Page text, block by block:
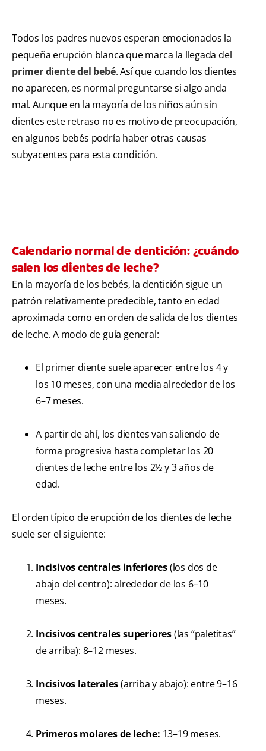
Todos los padres nuevos esperan emocionados la
pequeña erupción blanca que marca la llegada del
primer diente del bebé. Así que cuando los dientes
no aparecen, es normal preguntarse si algo anda
mal. Aunque en la mayoría de los niños aún sin
dientes este retraso no es motivo de preocupación,
en algunos bebés podría haber otras causas
subyacentes para esta condición.
Calendario normal de dentición: ¿cuándo
salen los dientes de leche?
En la mayoría de los bebés, la dentición sigue un
patrón relativamente predecible, tanto en edad
aproximada como en orden de salida de los dientes
de leche. A modo de guía general:
El primer diente suele aparecer entre los 4 y
los 10 meses, con una media alrededor de los
6–7 meses.
A partir de ahí, los dientes van saliendo de
forma progresiva hasta completar los 20
dientes de leche entre los 2½ y 3 años de
edad.
El orden típico de erupción de los dientes de leche
suele ser el siguiente:
Incisivos centrales inferiores(los dos de
abajo del centro): alrededor de los 6–10
meses.
Incisivos centrales superiores(las “paletitas”
de arriba): 8–12 meses.
Incisivos laterales(arriba y abajo): entre 9–16
meses.
Primeros molares de leche: 13–19 meses.